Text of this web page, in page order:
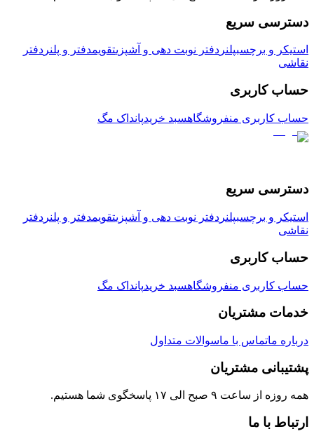
دسترسی سریع
استیکر و برچسبپلنر دفتر نوبت دهی و آشپزیتقویمدفتر و پلنر دفتر
نقاشی
حساب کاربری
حساب کاربری منفروشگاهسبد خریدپانداک مگ
دسترسی سریع
استیکر و برچسبپلنر دفتر نوبت دهی و آشپزیتقویمدفتر و پلنر دفتر
نقاشی
حساب کاربری
حساب کاربری منفروشگاهسبد خریدپانداک مگ
خدمات مشتریان
درباره ماتماس با ماسوالات متداول
پشتیبانی مشتریان
همه روزه از ساعت ۹ صبح الی ۱۷ پاسخگوی شما هستیم.
ارتباط با ما